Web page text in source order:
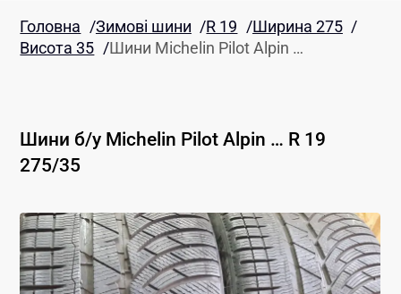
Головна /Зимові шини /R 19 /Ширина 275 /
Висота 35 /Шини Michelin Pilot Alpin …
Шини б/у Michelin Pilot Alpin … R 19
275/35